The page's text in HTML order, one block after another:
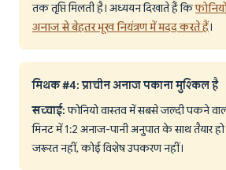
तक तृप्ति मिलती है। अध्ययन दिखाते हैं कि
अनाज से बेहतर भूख नियंत्रण में मदद करते हैं।
मिथक #4: प्राचीन अनाज पकाना मुश्किल है
सच्चाई:फोनियो वास्तव में सबसे जल्दी पकने
मिनट में 1:2 अनाज-पानी अनुपात के साथ तैयार हो
जरूरत नहीं, कोई विशेष उपकरण नहीं।